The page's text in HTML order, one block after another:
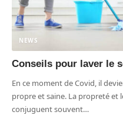
NEWS
Conseils pour laver le
En ce moment de Covid, il
propre et saine. La propreté et
conjuguent souvent…